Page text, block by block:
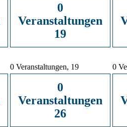
0
Veranstaltungen
19
0 Veranstaltungen, 19 0
0
Veranstaltungen
26